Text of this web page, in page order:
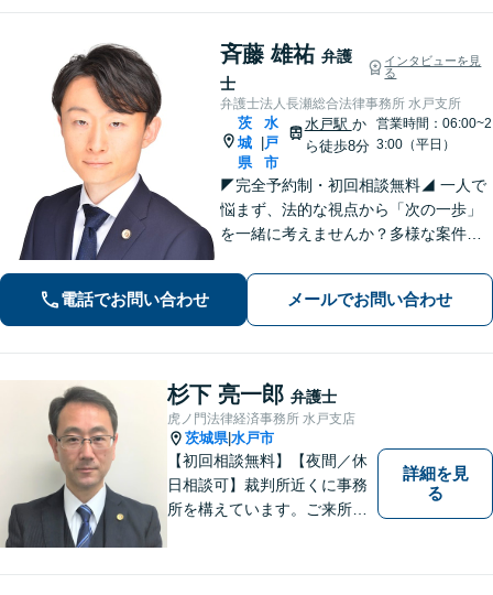
く対応可能
斉藤 雄祐 弁護
士
インタビューを見
る
弁護士法人長瀬総合法律事務所 水戸支所
茨
城
県
水
戸
市
水戸駅 か
ら徒歩8分
営業時間：06:00~2
3:00（平日）
◤完全予約制・初回相談無料◢ 一人で
悩まず、法的な視点から「次の一歩」
を一緒に考えませんか？多様な案件に
合う解決策をご提案します。まずは安
心して現状をお聞かせください。【離
婚・不倫｜交通事故｜相続｜刑事｜企
業法務】
電話でお問い合わせ メールでお問い合わせ
杉下 亮一郎 弁護士
虎ノ門法律経済事務所 水戸支店
茨城県|水戸市
【初回相談無料】【夜間／休
日相談可】裁判所近くに事務
所を構えています。ご来所・
談ください。ご依頼者様とと
詳細を見
る